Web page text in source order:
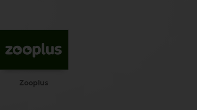
Zooplus